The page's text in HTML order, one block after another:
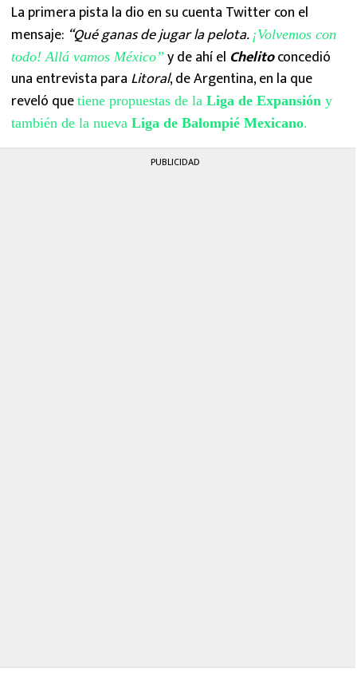
La primera pista la dio en su cuenta Twitter con el
mensaje: “Qué ganas de jugar la pelota. ¡Volvemos con
todo! Allá vamos México” y de ahí el Chelitoconcedió
una entrevista para Litoral, de Argentina, en la que
reveló que tiene propuestas de la Liga de Expansión y
también de la nueva Liga de Balompié Mexicano.
PUBLICIDAD